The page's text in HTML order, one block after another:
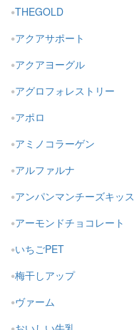
THEGOLD
アクアサポート
アクアヨーグル
アグロフォレストリー
アポロ
アミノコラーゲン
アルファルナ
アンパンマンチーズキッス
アーモンドチョコレート
いちごPET
梅干しアップ
ヴァーム